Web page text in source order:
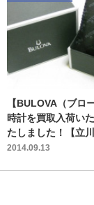
【BULOVA（ブロ
時計を買取入荷い
たしました！【立川
2014.09.13